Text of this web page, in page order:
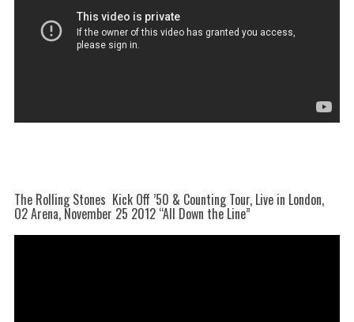
The Rolling Stones Kick Off ’50 & Counting Tour, Live in London,
O2 Arena, November 25 2012 “All Down the Line”